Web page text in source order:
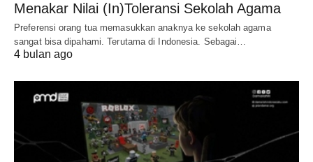
Menakar Nilai (In)Toleransi Sekolah Agama
Preferensi orang tua memasukkan anaknya ke sekolah agama
sangat bisa dipahami. Terutama di Indonesia. Sebagai…
4 bulan ago